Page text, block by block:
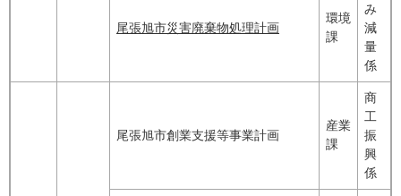
尾張旭市災害廃棄物処理計画
環境
課
み
減
量
係
尾張旭市創業支援等事業計画
産業
課
商
工
振
興
係